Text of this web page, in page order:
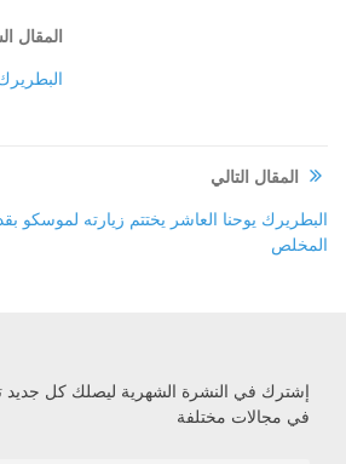
المقال
المقال التالي
البطريرك يوحنا العاشر يختتم زيارته لموسكو
المخلص
إشترك في النشرة الشهرية ليصلك كل
في مجالات مختلفة